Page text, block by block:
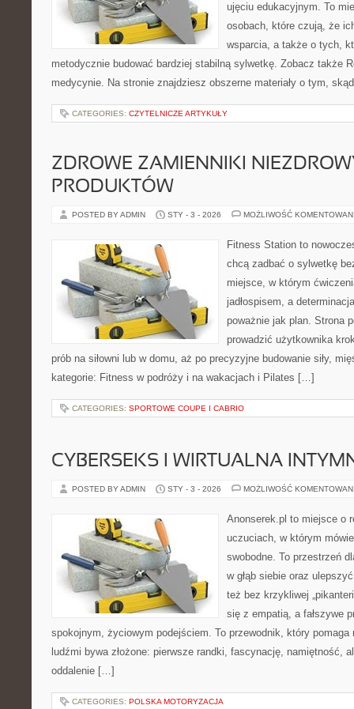
ujęciu edukacyjnym. To
osobach, które czują, że
wsparcia, a także o tych,
metodycznie budować bardziej stabilną sylwetkę. Zobacz także
medycynie. Na stronie znajdziesz obszerne materiały o tym,
CATEGORIES: CZYTELNICZE ARTYKUŁY
ZDROWE ZAMIENNIKI
PRODUKTÓW
POSTED BY ADMIN STY - 3 - 2026 MOŻLIWOŚĆ
Fitness Station to
chcą zadbać o sylwetkę
miejsce, w którym
jadłospisem, a
poważnie jak plan. Strona
prowadzić użytkownika
prób na siłowni lub w domu, aż po precyzyjne budowanie siły,
kategorie: Fitness w podróży i na wakacjach i Pilates […]
CATEGORIES: SPORTOWE COUPE I CABRIO
CYBERSEKS I WIRTUALNA
POSTED BY ADMIN STY - 3 - 2026 MOŻLIWOŚĆ
Anonserek.pl to miejsce o
uczuciach, w którym
swobodne. To przestrzeń
w głąb siebie oraz
też bez krzykliwej
się z empatią, a fałszywe
spokojnym, życiowym podejściem. To przewodnik, który
ludźmi bywa złożone: pierwsze randki, fascynację, namiętność,
oddalenie […]
CATEGORIES: POLSKA MOTORYZACJA